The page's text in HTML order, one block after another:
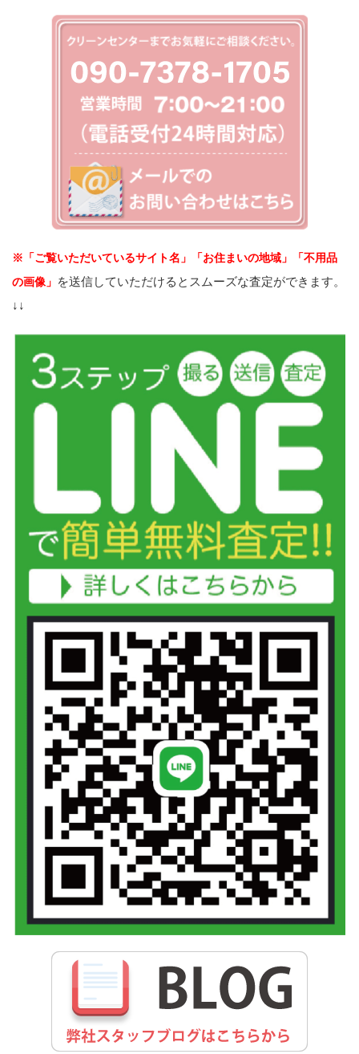
※「ご覧いただいているサイト名」「お住まいの地域」「不用品
の画像」 を送信していただけるとスムーズな査定ができます。
↓↓